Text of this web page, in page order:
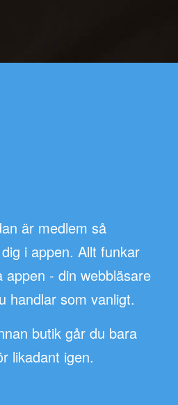
är medlem så
i appen. Allt funkar
- din webbläsare
handlar som vanligt.
butik går du bara
likadant igen.